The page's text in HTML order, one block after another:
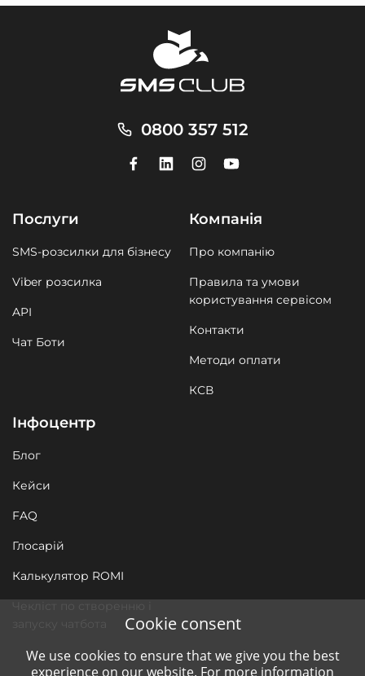
0800 357 512
Послуги
SMS-розсилки для бізнесу
Viber розсилка
API
Чат Боти
Компанія
Про компанію
Правила та умови
користування сервісом
Контакти
Методи оплати
КСВ
Інфоцентр
Блог
Кейси
FAQ
Глосарій
Калькулятор ROMI
Cookie consent
We use cookies to ensure that we give you the best
experience on our website. For more information